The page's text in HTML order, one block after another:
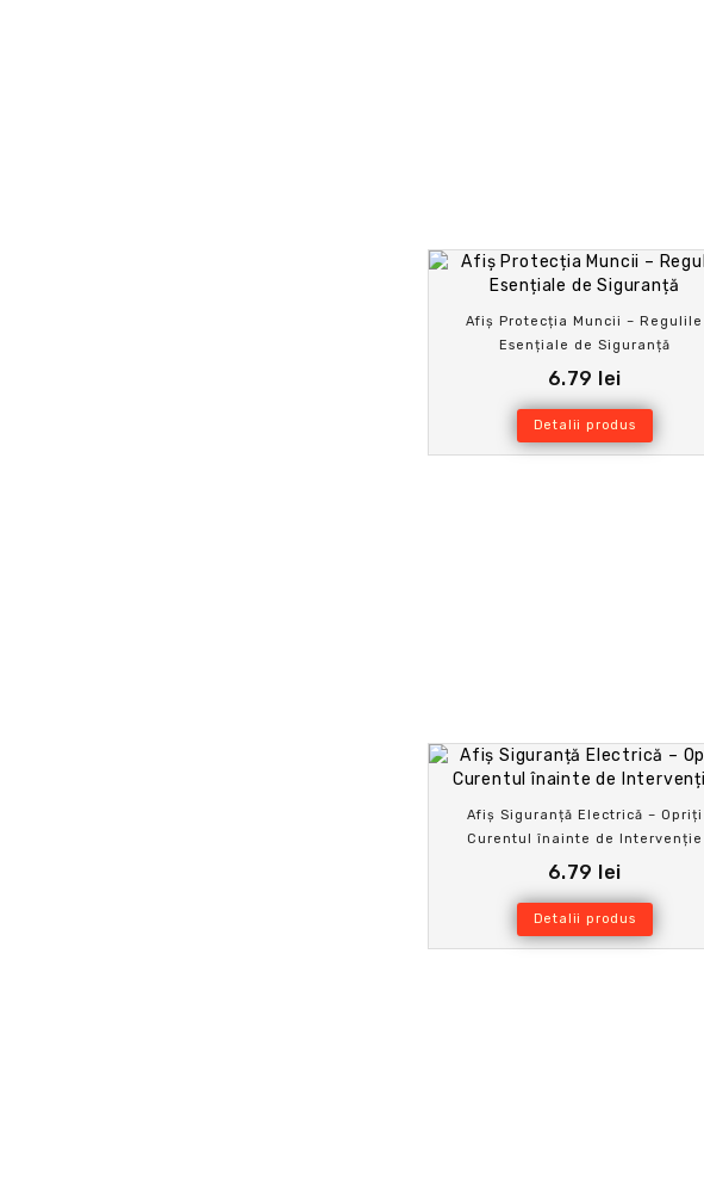
Afiș Protecția Muncii – Regulile
Esențiale de Siguranță
6.79 lei
Detalii produs
Afiș Siguranță Electrică – Opriți
Curentul înainte de Intervenție
6.79 lei
Detalii produs